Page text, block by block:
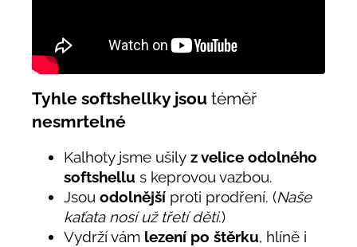
Tyhle softshellky jsou téměř
nesmrtelné
Kalhoty jsme ušily z velice odolného
softshellu s keprovou vazbou.
Jsou odolnější proti prodření. (Naše
kaťata nosí už třetí děti.)
Vydrží vám lezení po štěrku, hlíně i